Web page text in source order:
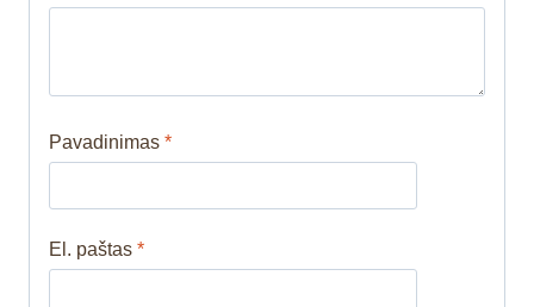
Pavadinimas *
El. paštas *